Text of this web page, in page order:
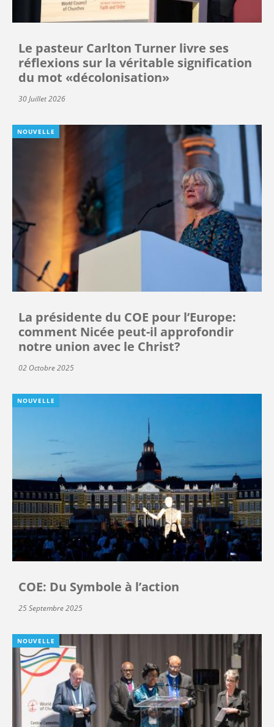
Le pasteur Carlton Turner livre ses
réflexions sur la véritable signification
du mot «décolonisation»
30 Juillet 2026
NOUVELLE
La présidente du COE pour l’Europe:
comment Nicée peut-il approfondir
notre union avec le Christ?
02 Octobre 2025
NOUVELLE
COE: Du Symbole à l’action
25 Septembre 2025
NOUVELLE